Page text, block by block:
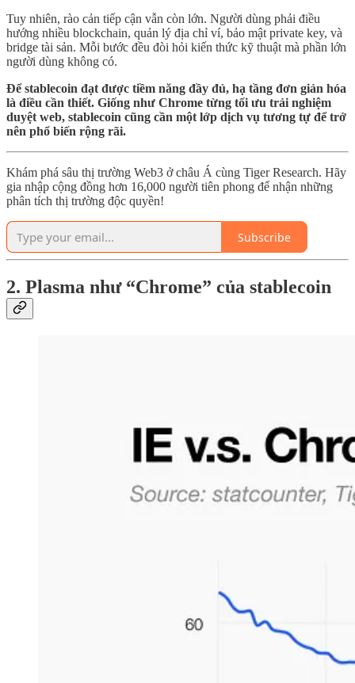
Tuy nhiên, rào cản tiếp cận vẫn còn lớn. Người dùng phải điều
hướng nhiều blockchain, quản lý địa chỉ ví, bảo mật private key, và
bridge tài sản. Mỗi bước đều đòi hỏi kiến thức kỹ thuật mà phần lớn
người dùng không có.
Để stablecoin đạt được tiềm năng đầy đủ, hạ tầng đơn giản hóa
là điều cần thiết. Giống như Chrome từng tối ưu trải nghiệm
duyệt web, stablecoin cũng cần một lớp dịch vụ tương tự để trở
nên phổ biến rộng rãi.
Khám phá sâu thị trường Web3 ở châu Á cùng Tiger Research. Hãy
gia nhập cộng đồng hơn 16,000 người tiên phong để nhận những
phân tích thị trường độc quyền!
Subscribe
2. Plasma như “Chrome” của stablecoin